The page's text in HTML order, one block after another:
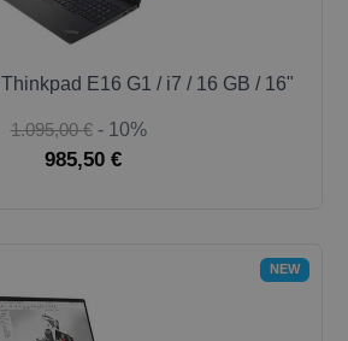
Thinkpad E16 G1 / i7 / 16 GB / 16"
1.095,00 € - 10%
985,50 €
NEW